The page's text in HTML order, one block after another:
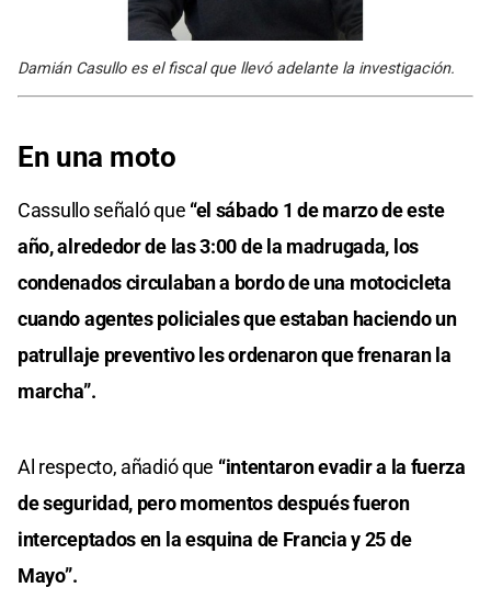
Damián Casullo es el fiscal que llevó adelante la investigación.
En una moto
Cassullo señaló que “el sábado 1 de marzo de este
año, alrededor de las 3:00 de la madrugada, los
condenados circulaban a bordo de una motocicleta
cuando agentes policiales que estaban haciendo un
patrullaje preventivo les ordenaron que frenaran la
marcha”.
Al respecto, añadió que “intentaron evadir a la fuerza
de seguridad, pero momentos después fueron
interceptados en la esquina de Francia y 25 de
Mayo”.